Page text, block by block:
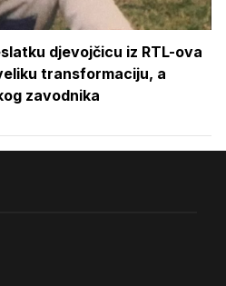
djevojčicu iz RTL-ova
transformaciju, a
zavodnika